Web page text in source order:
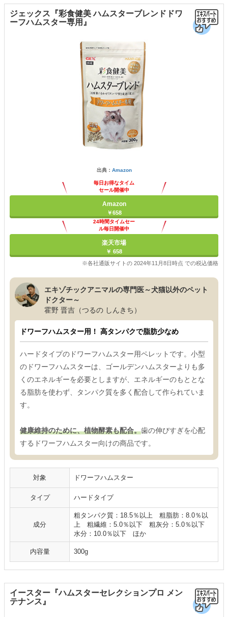
ジェックス『彩食健美 ハムスターブレンドドワ
ーフハムスター専用』
出典： Amazon
毎日お得なタイム
セール開催中
Amazon
￥658
24時間タイムセー
ル毎日開催中
楽天市場
￥ 658
※各社通販サイトの 2024年11月8日時点 での税込価格
エキゾチックアニマルの専門医～犬猫以外のペット
ドクター～
霍野 晋吉（つるの しんきち）
ドワーフハムスター用！ 高タンパクで脂肪少なめ
ハードタイプのドワーフハムスター用ペレットです。小型
のドワーフハムスターは、ゴールデンハムスターよりも多
くのエネルギーを必要としますが、エネルギーのもととな
る脂肪を使わず、タンパク質を多く配合して作られていま
す。
健康維持のために、植物酵素も配合。歯の伸びすぎを心配
するドワーフハムスター向けの商品です。
対象 ドワーフハムスター
タイプ ハードタイプ
成分
粗タンパク質：18.5％以上 粗脂肪：8.0％以
上 粗繊維：5.0％以下 粗灰分：5.0％以下
水分：10.0％以下 ほか
内容量 300g
イースター『ハムスターセレクションプロ メン
テナンス』